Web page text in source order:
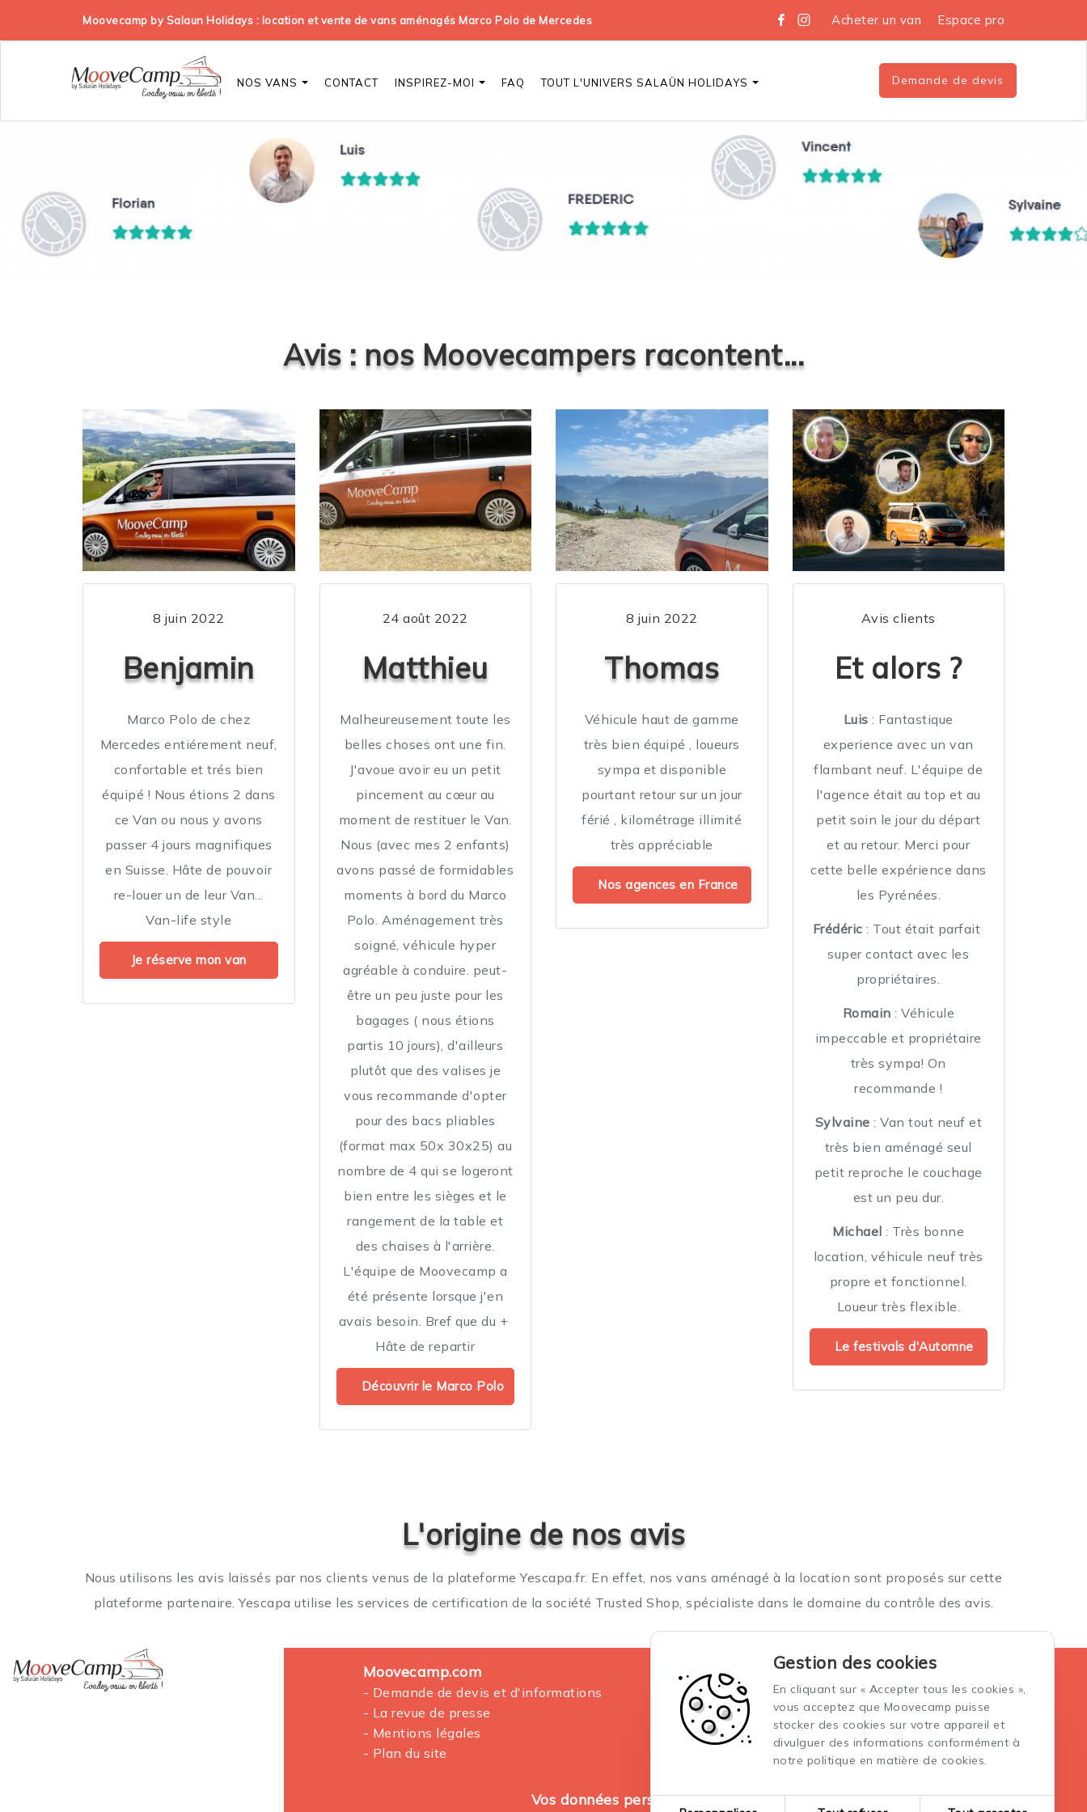
Moovecamp by Salaun Holidays : location et vente de vans aménagés Marco Polo de Mercedes Acheter un van Espace pro
NOS VANS CONTACT INSPIREZ-MOI FAQ TOUT L'UNIVERS SALAÜN HOLIDAYS Demande de devis
Avis : nos Moovecampers racontent...
8 juin 2022
Benjamin
Marco Polo de chez
Mercedes entiérement neuf,
confortable et trés bien
équipé ! Nous étions 2 dans
ce Van ou nous y avons
passer 4 jours magnifiques
en Suisse. Hâte de pouvoir
re-louer un de leur Van...
Van-life style
Je réserve mon van
24 août 2022
Matthieu
Malheureusement toute les
belles choses ont une fin.
J'avoue avoir eu un petit
pincement au cœur au
moment de restituer le Van.
Nous (avec mes 2 enfants)
avons passé de formidables
moments à bord du Marco
Polo. Aménagement très
soigné, véhicule hyper
agréable à conduire. peut-
être un peu juste pour les
bagages ( nous étions
partis 10 jours), d'ailleurs
plutôt que des valises je
vous recommande d'opter
pour des bacs pliables
(format max 50x 30x25) au
nombre de 4 qui se logeront
bien entre les sièges et le
rangement de la table et
des chaises à l'arrière.
L'équipe de Moovecamp a
été présente lorsque j'en
avais besoin. Bref que du +
Hâte de repartir
Découvrir le Marco Polo
8 juin 2022
Thomas
Véhicule haut de gamme
très bien équipé , loueurs
sympa et disponible
pourtant retour sur un jour
férié , kilométrage illimité
très appréciable
Nos agences en France
Avis clients
Et alors ?
Luis: Fantastique
experience avec un van
flambant neuf. L'équipe de
l'agence était au top et au
petit soin le jour du départ
et au retour. Merci pour
cette belle expérience dans
les Pyrénées.
Frédéric: Tout était parfait
super contact avec les
propriétaires.
Romain : Véhicule
impeccable et propriétaire
très sympa! On
recommande !
Sylvaine : Van tout neuf et
très bien aménagé seul
petit reproche le couchage
est un peu dur.
Michael : Très bonne
location, véhicule neuf très
propre et fonctionnel.
Loueur très flexible.
Le festivals d'Automne
L'origine de nos avis
Nous utilisons les avis laissés par nos clients venus de la plateforme Yescapa.fr. En effet, nos vans aménagé à la location sont proposés sur cette
plateforme partenaire. Yescapa utilise les services de certification de la société Trusted Shop, spécialiste dans le domaine du contrôle des avis.
Gestion des cookies
En cliquant sur « Accepter tous les cookies »,
vous acceptez que Moovecamp puisse
stocker des cookies sur votre appareil et
divulguer des informations conformément à
notre politique en matière de cookies.
Moovecamp.com
- Demande de devis et d'informations
- La revue de presse
- Mentions légales
- Plan du site
La location des vans aménagés
Conditions générales de vente et location
Conditions générales d'assurance
Vos données personnelles